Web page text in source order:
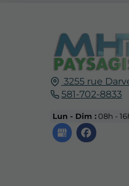
3255 rue
581-702-8833
Lun - Dim :08h -